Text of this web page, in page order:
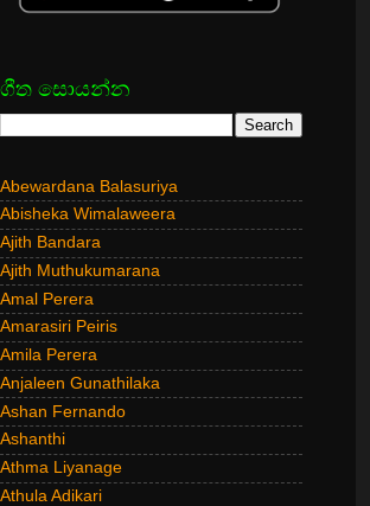
ගීත සොයන්න
Abewardana Balasuriya
Abisheka Wimalaweera
Ajith Bandara
Ajith Muthukumarana
Amal Perera
Amarasiri Peiris
Amila Perera
Anjaleen Gunathilaka
Ashan Fernando
Ashanthi
Athma Liyanage
Athula Adikari